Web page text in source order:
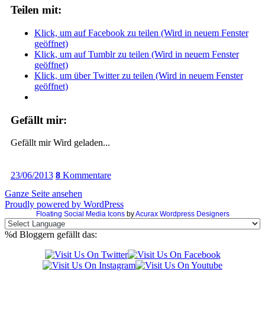
Teilen mit:
Klick, um auf Facebook zu teilen (Wird in neuem Fenster
geöffnet)
Klick, um auf Tumblr zu teilen (Wird in neuem Fenster
geöffnet)
Klick, um über Twitter zu teilen (Wird in neuem Fenster
geöffnet)
Gefällt mir:
Gefällt mir Wird geladen...
23/06/2013 8Kommentare
Ganze Seite ansehen
Proudly powered by WordPress
Floating Social Media IconsbyAcurax Wordpress Designers
%d Bloggern gefällt das: